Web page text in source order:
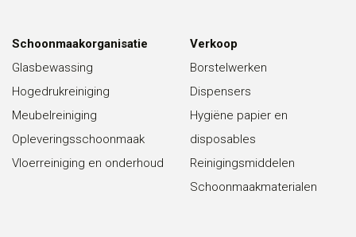
Schoonmaakorganisatie
Glasbewassing
Hogedrukreiniging
Meubelreiniging
Opleveringsschoonmaak
Vloerreiniging en onderhoud
Verkoop
Borstelwerken
Dispensers
Hygiëne papier en
disposables
Reinigingsmiddelen
Schoonmaakmaterialen